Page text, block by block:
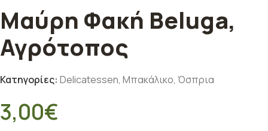
Μαύρη Φακή Beluga,
Αγρότοπος
Κατηγορίες: Delicatessen, Μπακάλικο, Όσπρια
3,00€